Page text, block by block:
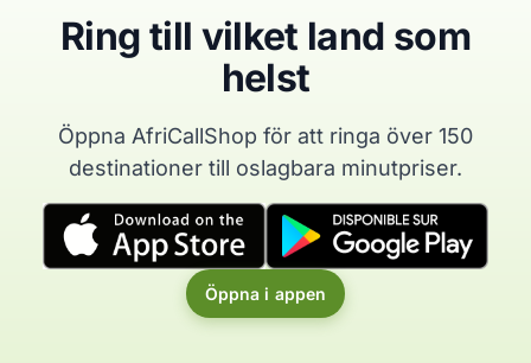
Ring till vilket land som
helst
Öppna AfriCallShop för att ringa över 150
destinationer till oslagbara minutpriser.
Öppna i appen